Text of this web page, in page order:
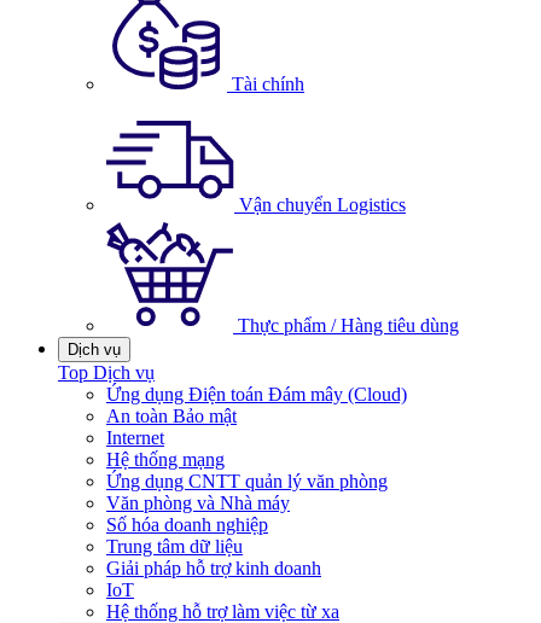
Tài chính
Vận chuyển Logistics
Thực phẩm / Hàng tiêu dùng
Dịch vụ
Top Dịch vụ
Ứng dụng Điện toán Đám mây (Cloud)
An toàn Bảo mật
Internet
Hệ thống mạng
Ứng dụng CNTT quản lý văn phòng
Văn phòng và Nhà máy
Số hóa doanh nghiệp
Trung tâm dữ liệu
Giải pháp hỗ trợ kinh doanh
IoT
Hệ thống hỗ trợ làm việc từ xa